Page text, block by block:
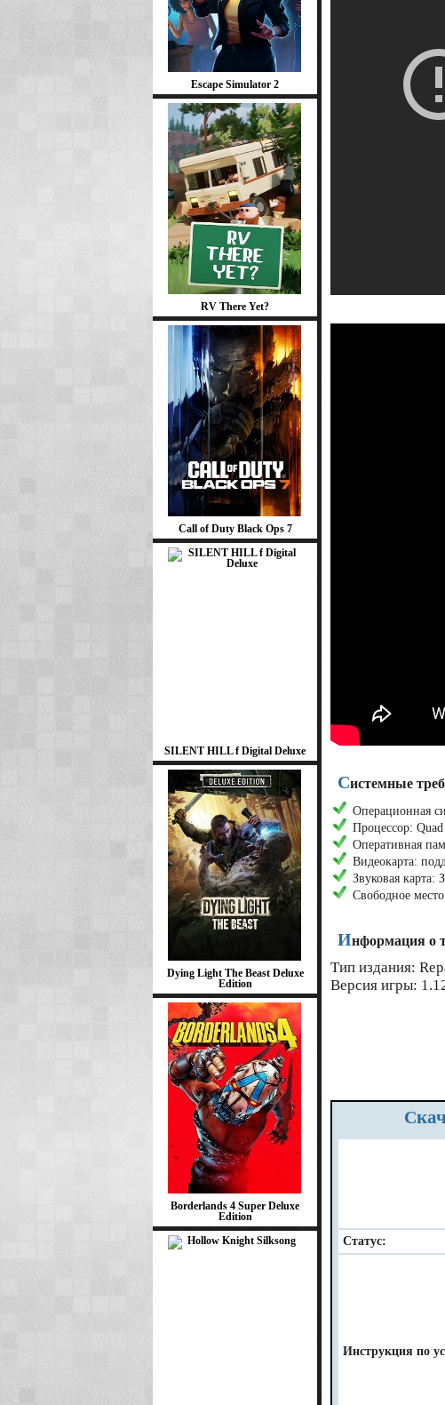
Escape Simulator 2
RV There Yet?
Call of Duty Black Ops 7
SILENT HILL f Digital Deluxe
Dying Light The Beast Deluxe
Edition
Borderlands 4 Super Deluxe
Edition
Системные
Операционная
Процессор:
Оперативная
Видеокарта:
Звуковая карта:
Свободное
Информация о
Тип издания:
Версия игры:
Статус:
Инструкция по